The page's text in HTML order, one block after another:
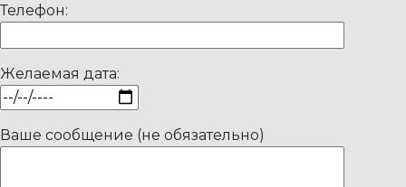
Телефон:
Желаемая дата:
Ваше сообщение (не обязательно)